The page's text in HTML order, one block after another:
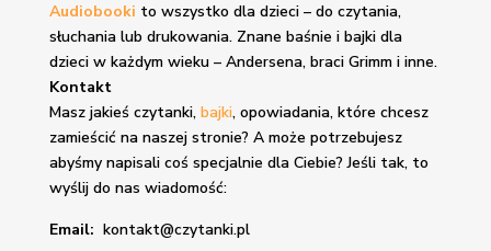
Audiobooki to wszystko dla dzieci – do czytania,
słuchania lub drukowania. Znane baśnie i bajkidla
dzieci w każdym wieku – Andersena, braci Grimm i inne.
Kontakt
Masz jakieś czytanki, bajki, opowiadania, które chcesz
zamieścić na naszej stronie? A może potrzebujesz
abyśmy napisali coś specjalnie dla Ciebie? Jeśli tak, to
wyślij do nas wiadomość:
Email: kontakt@czytanki.pl